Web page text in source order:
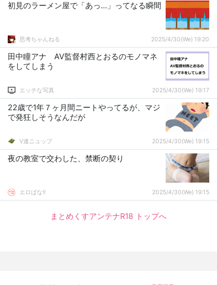
初見のラーメン屋で「あっ…」ってなる瞬間
思考ちゃんねる 2025/4/30(We) 19:20
田中瞳アナ AV監督村西とおるのモノマネ
をしてしまう
エッチな写真 2025/4/30(We) 19:17
22歳で1年７ヶ月間ニートやってるが、マジ
で発狂しそうなんだが
V速ニュップ 2025/4/30(We) 19:15
夜の教室で交わした、禁断の契り
エロばな!! 2025/4/30(We) 19:15
まとめくすアンテナR18 トップへ